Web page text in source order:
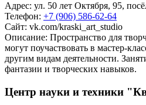
Адрес: ул. 50 лет Октября, 95,
Телефон: +7 (906) 586-62-64
Сайт: vk.com/kraski_art_studio
Описание: Пространство для
могут поучаствовать в мастер-
другим видам деятельности.
фантазии и творческих навыков.
Центр науки и техники